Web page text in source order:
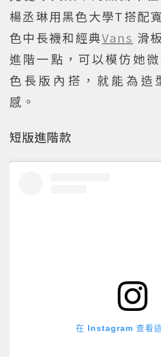
楊丞琳用黑色大學T搭配
色中長襪和經典Vans 滑
進階一點，可以模仿她
色長版內搭，就能為造
感。
短版進階款
在 Instagram 查看